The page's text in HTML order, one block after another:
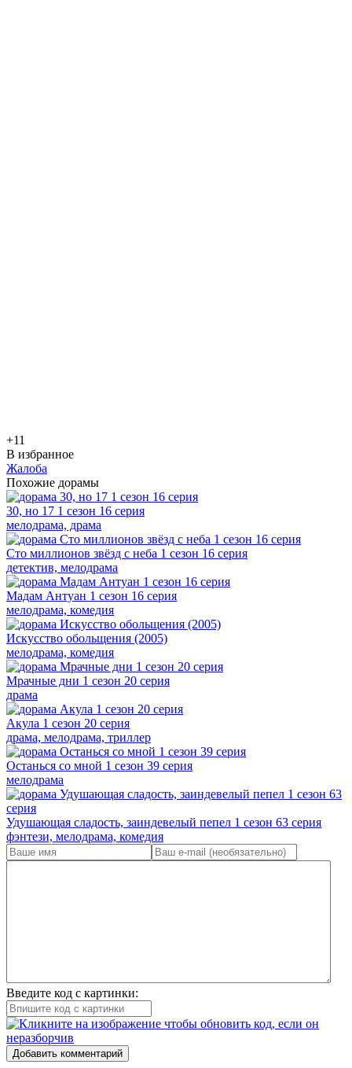
+11
В избранное
Жалоба
Похожие дорамы
30, но 17 1 сезон 16 серия
мелодрама, драма
Сто миллионов звёзд с неба 1 сезон 16 серия
детектив, мелодрама
Мадам Антуан 1 сезон 16 серия
мелодрама, комедия
Искусство обольщения (2005)
мелодрама, комедия
Мрачные дни 1 сезон 20 серия
драма
Акула 1 сезон 20 серия
драма, мелодрама, триллер
Останься со мной 1 сезон 39 серия
мелодрама
Удушающая сладость, заиндевелый пепел 1 сезон 63 серия
фэнтези, мелодрама, комедия
Введите код с картинки:
Добавить комментарий